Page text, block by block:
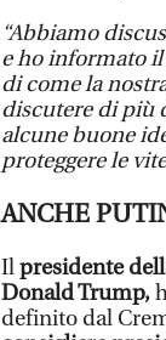
“Abbiamo
e ho informato
di come la
discutere di più
alcune buone
proteggere le
ANCHE
Ilpresidente
Donald Trump,
definito dal